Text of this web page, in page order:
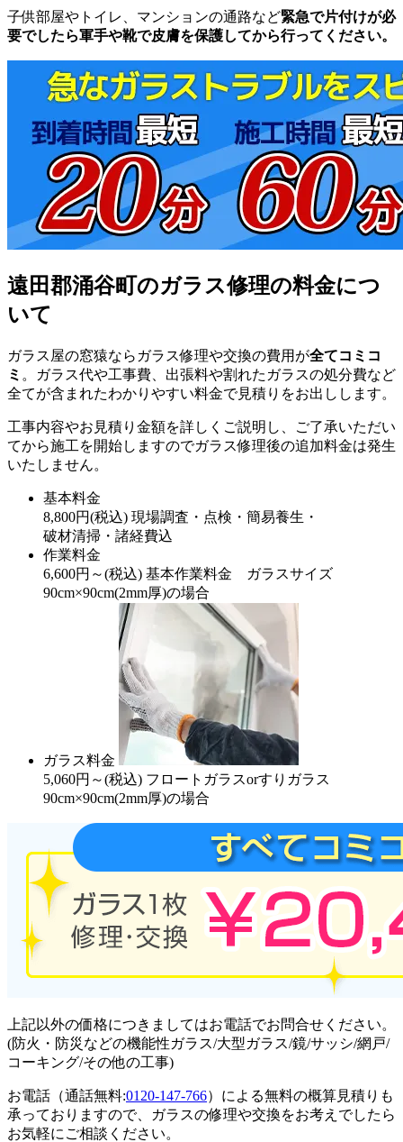
子供部屋やトイレ、マンションの通路など緊急で片付けが必
要でしたら軍手や靴で皮膚を保護してから行ってください。
遠田郡涌谷町のガラス修理の料金につ
いて
ガラス屋の窓猿ならガラス修理や交換の費用が全てコミコ
ミ 。ガラス代や工事費、出張料や割れたガラスの処分費など
全てが含まれたわかりやすい料金で見積りをお出しします。
工事内容やお見積り金額を詳しくご説明し、ご了承いただい
てから施工を開始しますのでガラス修理後の追加料金は発生
いたしません。
基本料金
8,800円(税込) 現場調査・点検・簡易養生・
破材清掃・諸経費込
作業料金
6,600円～(税込) 基本作業料金 ガラスサイズ
90cm×90cm(2mm厚)の場合
ガラス料金
5,060円～(税込) フロートガラスorすりガラス
90cm×90cm(2mm厚)の場合
上記以外の価格につきましてはお電話でお問合せください。
(防火・防災などの機能性ガラス/大型ガラス/鏡/サッシ/網戸/
コーキング/その他の工事)
お電話（通話無料:0120-147-766）による無料の概算見積りも
承っておりますので、ガラスの修理や交換をお考えでしたら
お気軽にご相談ください。